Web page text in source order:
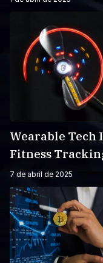
Wearable Tech
Fitness
7 de abril de 2025